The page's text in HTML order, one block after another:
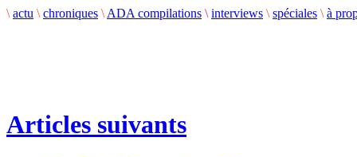
\ actu \ chroniques \ ADA compilations \ interviews \ spéciales \ à
Articles suivants